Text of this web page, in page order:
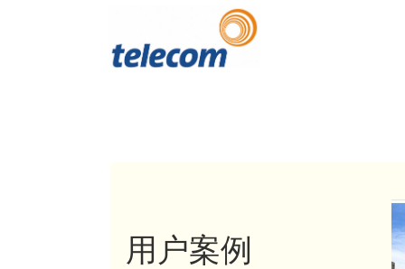
用户案例